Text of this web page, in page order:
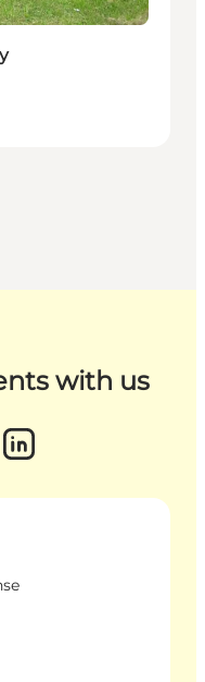
with us